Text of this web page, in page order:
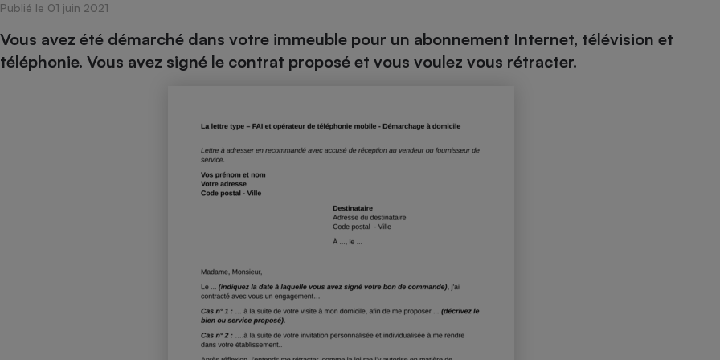
Publié le 01 juin 2021
Vous avez été démarché dans votre immeuble pour un abonnement Internet, télévision et
téléphonie. Vous avez signé le contrat proposé et vous voulez vous rétracter.
Champagne - Comment choisir une
bouteille de champagne
Assurance emprunteur Assurance vie
Banque en ligne
Gros électroménager
Petit électroménager - Ustensile
Lave-linge Lave-vaisselle
Téléphonie
Antimoustique